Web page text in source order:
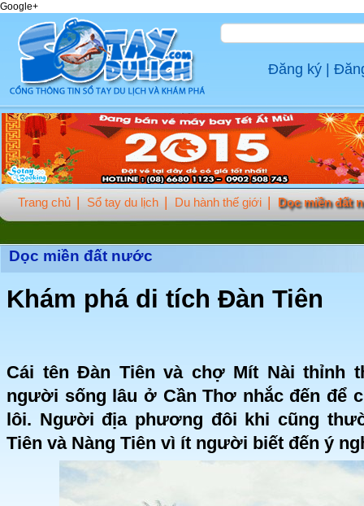
Google+
Đăng ký
Trang chủ Sổ tay du lịch Du hành thế giới Dọc miền đất
Dọc miền đất nước
Khám phá di tích Đàn Tiên
Cái tên Đàn Tiên và chợ Mít Nài thỉnh
người sống lâu ở Cần Thơ nhắc đến để
lôi. Người địa phương đôi khi cũng
Tiên và Nàng Tiên vì ít người biết đến ý